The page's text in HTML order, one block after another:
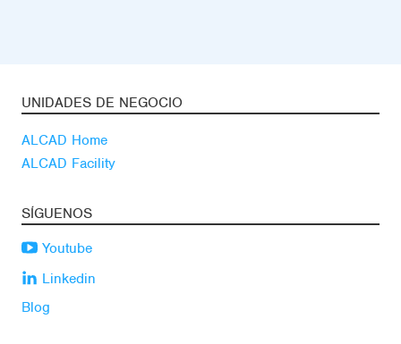
UNIDADES DE NEGOCIO
ALCAD Home
ALCAD Facility
SÍGUENOS
Youtube
Linkedin
Blog